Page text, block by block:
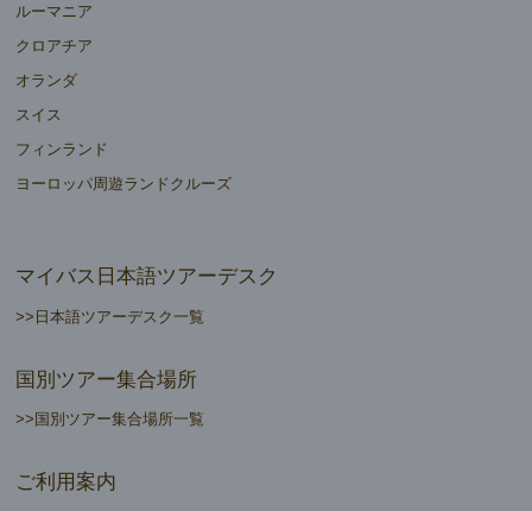
ルーマニア
クロアチア
オランダ
スイス
フィンランド
ヨーロッパ周遊ランドクルーズ
マイバス日本語ツアーデスク
>>日本語ツアーデスク一覧
国別ツアー集合場所
>>国別ツアー集合場所一覧
ご利用案内